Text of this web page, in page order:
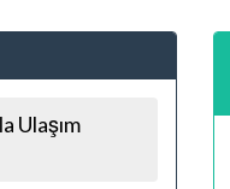
Ulaşım